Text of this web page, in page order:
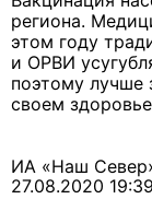
региона.
этом году
и ОРВИ
поэтому лучше
своем
ИА «Наш
27.08.2020 19:39